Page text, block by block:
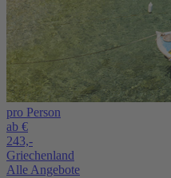
pro Person
ab €
243,-
Griechenland
Alle Angebote